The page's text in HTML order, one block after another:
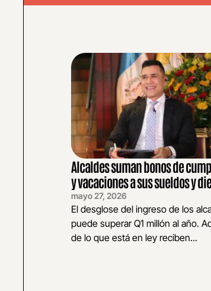
Alcaldes suman bonos de
y vacaciones a sus sueldos y
mayo 27, 2026
El desglose del ingreso de los
puede superar Q1 millón al año.
de lo que está en ley reciben...